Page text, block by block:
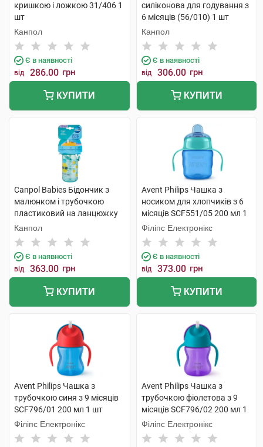
кришкою і ложкою 31/406 1
шт
Канпол
Є в наявності
від 286.00 грн
КУПИТИ
силіконова для годування з
6 місяців (56/010) 1 шт
Канпол
Є в наявності
від 306.00 грн
КУПИТИ
Canpol Babies Бідончик з
малюнком і трубочкою
пластиковий на ланцюжку
4/102 1 шт
Канпол
Є в наявності
від 363.00 грн
КУПИТИ
Avent Philips Чашка з
носиком для хлопчиків з 6
місяців SCF551/05 200 мл 1
шт
Філіпс Електронікс
Є в наявності
від 373.00 грн
КУПИТИ
Avent Philips Чашка з
трубочкою синя з 9 місяців
SCF796/01 200 мл 1 шт
Філіпс Електронікс
Avent Philips Чашка з
трубочкою фіолетова з 9
місяців SCF796/02 200 мл 1
шт
Філіпс Електронікс